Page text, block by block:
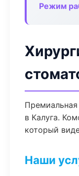
Режим
Премиальная
в Калуга.
который
Наши